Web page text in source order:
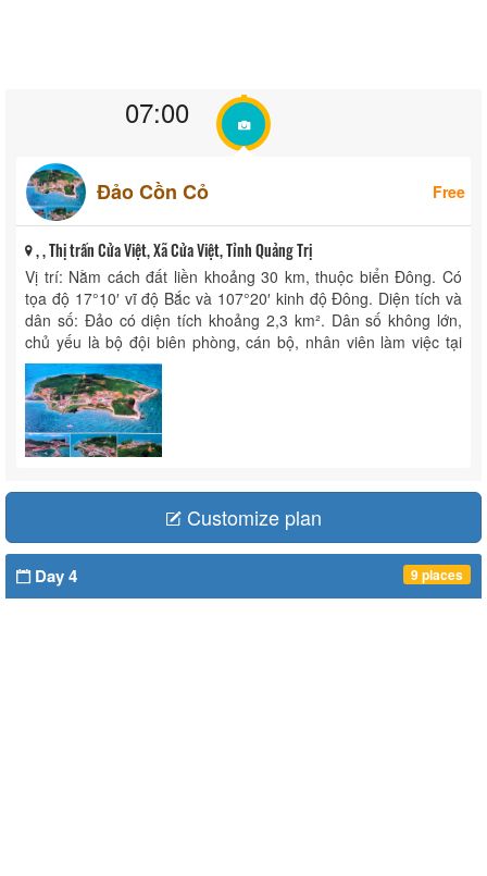
07:00
Đảo Cồn Cỏ Free
, , Thị trấn Cửa Việt, Xã Cửa Việt, Tỉnh Quảng Trị
Vị trí: Nằm cách đất liền khoảng 30 km, thuộc biển Đông. Có
tọa độ 17°10′ vĩ độ Bắc và 107°20′ kinh độ Đông. Diện tích và
dân số: Đảo có diện tích khoảng 2,3 km². Dân số không lớn,
chủ yếu là bộ đội biên phòng, cán bộ, nhân viên làm việc tại
các ...
Customize plan
Day 4 9 places